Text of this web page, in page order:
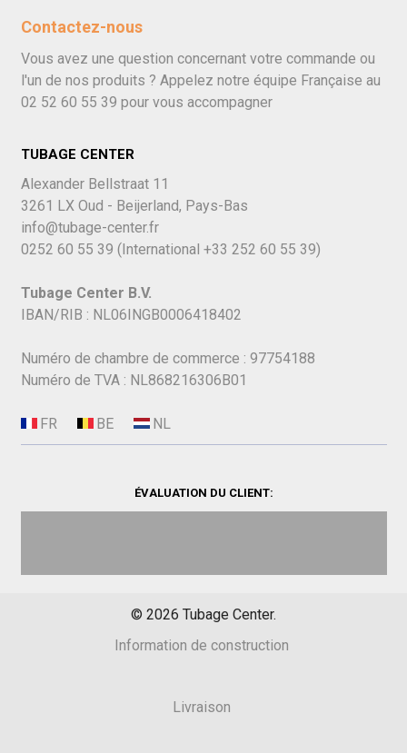
Contactez-nous
Vous avez une question concernant votre commande ou
l'un de nos produits ? Appelez notre équipe Française au
02 52 60 55 39 pour vous accompagner
TUBAGE CENTER
Alexander Bellstraat 11
3261 LX Oud - Beijerland, Pays-Bas
info@tubage-center.fr
0252 60 55 39 (International +33 252 60 55 39)
Tubage Center B.V.
IBAN/RIB : NL06INGB0006418402
Numéro de chambre de commerce : 97754188
Numéro de TVA : NL868216306B01
ÉVALUATION DU CLIENT:
© 2026 Tubage Center.
Information de construction
Livraison